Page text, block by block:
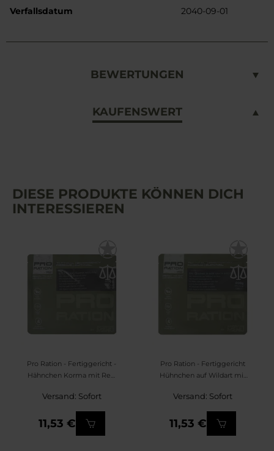
Verfallsdatum
2040-09-01
BEWERTUNGEN
KAUFENSWERT
DIESE PRODUKTE KÖNNEN DICH
INTERESSIEREN
Pro Ration - Fertiggericht -
Hähnchen Korma mit Reis
Versand: Sofort
11,53 €
Pro Ration - Fertiggericht
Hühnchen auf Wildart mit
Versand: Sofort
11,53 €